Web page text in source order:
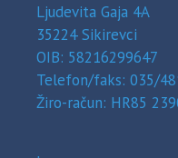
Ljudevita Gaja 4A
35224 Sikirevci
OIB: 58216299647
Telefon/faks: 035/
Žiro-račun: HR85